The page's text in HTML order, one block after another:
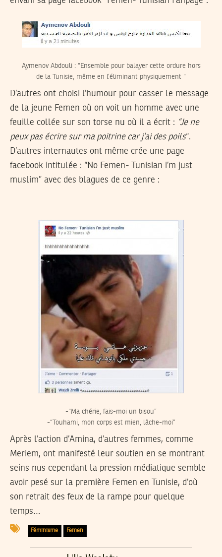
Aymenov Abdouli : “Ensemble pour balayer cette ordure hors
de la Tunisie, même en l’éliminant physiquement “
D’autres ont choisi l’humour pour casser le message
de la jeune Femen où on voit un homme avec une
feuille collée sur son torse nu où il a écrit : “Je ne
peux pas écrire sur ma poitrine car j’ai des poils“.
D’autres internautes ont même crée une page
facebook intitulée : “No Femen- Tunisian i’m just
muslim” avec des blagues de ce genre :
-“Ma chérie, fais-moi un bisou”
-“Touhami, mon corps est mien, lâche-moi”
Après l’action d’Amina, d’autres femmes, comme
Meriem, ont manifesté leur soutien en se montrant
seins nus cependant la pression médiatique semble
avoir pesé sur la première Femen en Tunisie, d’où
son retrait des feux de la rampe pour quelque
temps…
Féminisme Femen